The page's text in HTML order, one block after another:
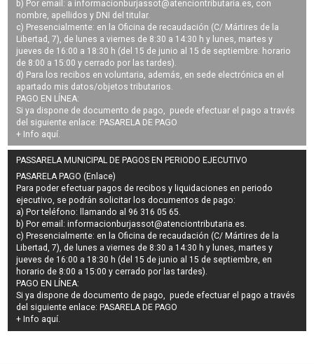
b) Por email: a informacionburjassot@atenciontributaria.es, con
nombre, apellidos y DNI del titular.
c) Presencialmente: en la Oficina de recaudación (C/ Mártires de la
Libertad, 7), de lunes a viernes de 8:30 a 14:30 h y lunes, martes y
jueves de 16:00 a 18:30 h (del 15 de junio al 15 de septiembre: horario
de 8:00 a 15:00 y cerrado por las tardes).
d) Para los recibos en voluntaria, además, en sede electrónica en el
apartado mis datos/objetos tributarios.
PAGO EN LÍNEA:
Si ya dispone de documento de pago, puede efectuar el pago a través
del siguiente enlace: PASARELA DE PAGO
+ Info aquí.
PASSARELA MUNICIPAL DE PAGOS EN PERIODO EJECUTIVO
PASARELA PAGO (Enlace)
Para poder efectuar pagos derecibos y liquidaciones en periodo
ejecutivo, se podrán solicitar los documentos de pago:
a) Por teléfono: llamando al 96 316 05 65.
b) Por email:informacionburjassot@atenciontributaria.es.
c) Presencialmente: en la Oficina de recaudación (C/ Mártires de la
Libertad, 7), de lunes a viernes de 8:30 a 14:30 h y lunes, martes y
jueves de 16:00 a 18:30 h (del 15 de junio al 15 de septiembre, en
horario de 8:00 a 15:00 y cerrado por las tardes).
PAGO EN LÍNEA:
Si ya dispone de documento de pago, puede efectuar el pago a través
del siguiente enlace: PASARELA DE PAGO
+ Info aquí.